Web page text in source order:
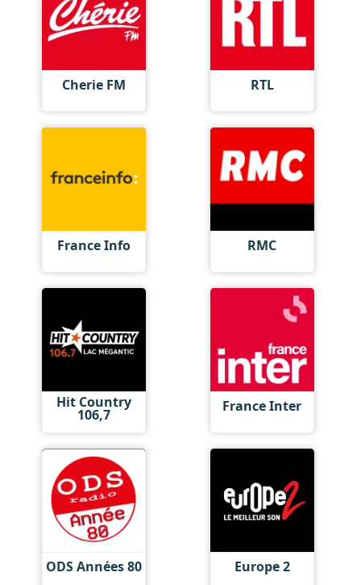
Cherie FM RTL
France Info RMC
Hit Country
106,7 France Inter
ODS Années 80 Europe 2